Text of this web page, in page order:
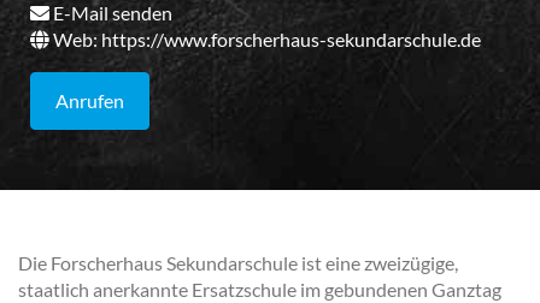
E-Mail senden
Web: https://www.forscherhaus-sekundarschule.de
Anrufen
Die Forscherhaus Sekundarschule ist eine zweizügige,
staatlich anerkannte Ersatzschule im gebundenen Ganztag